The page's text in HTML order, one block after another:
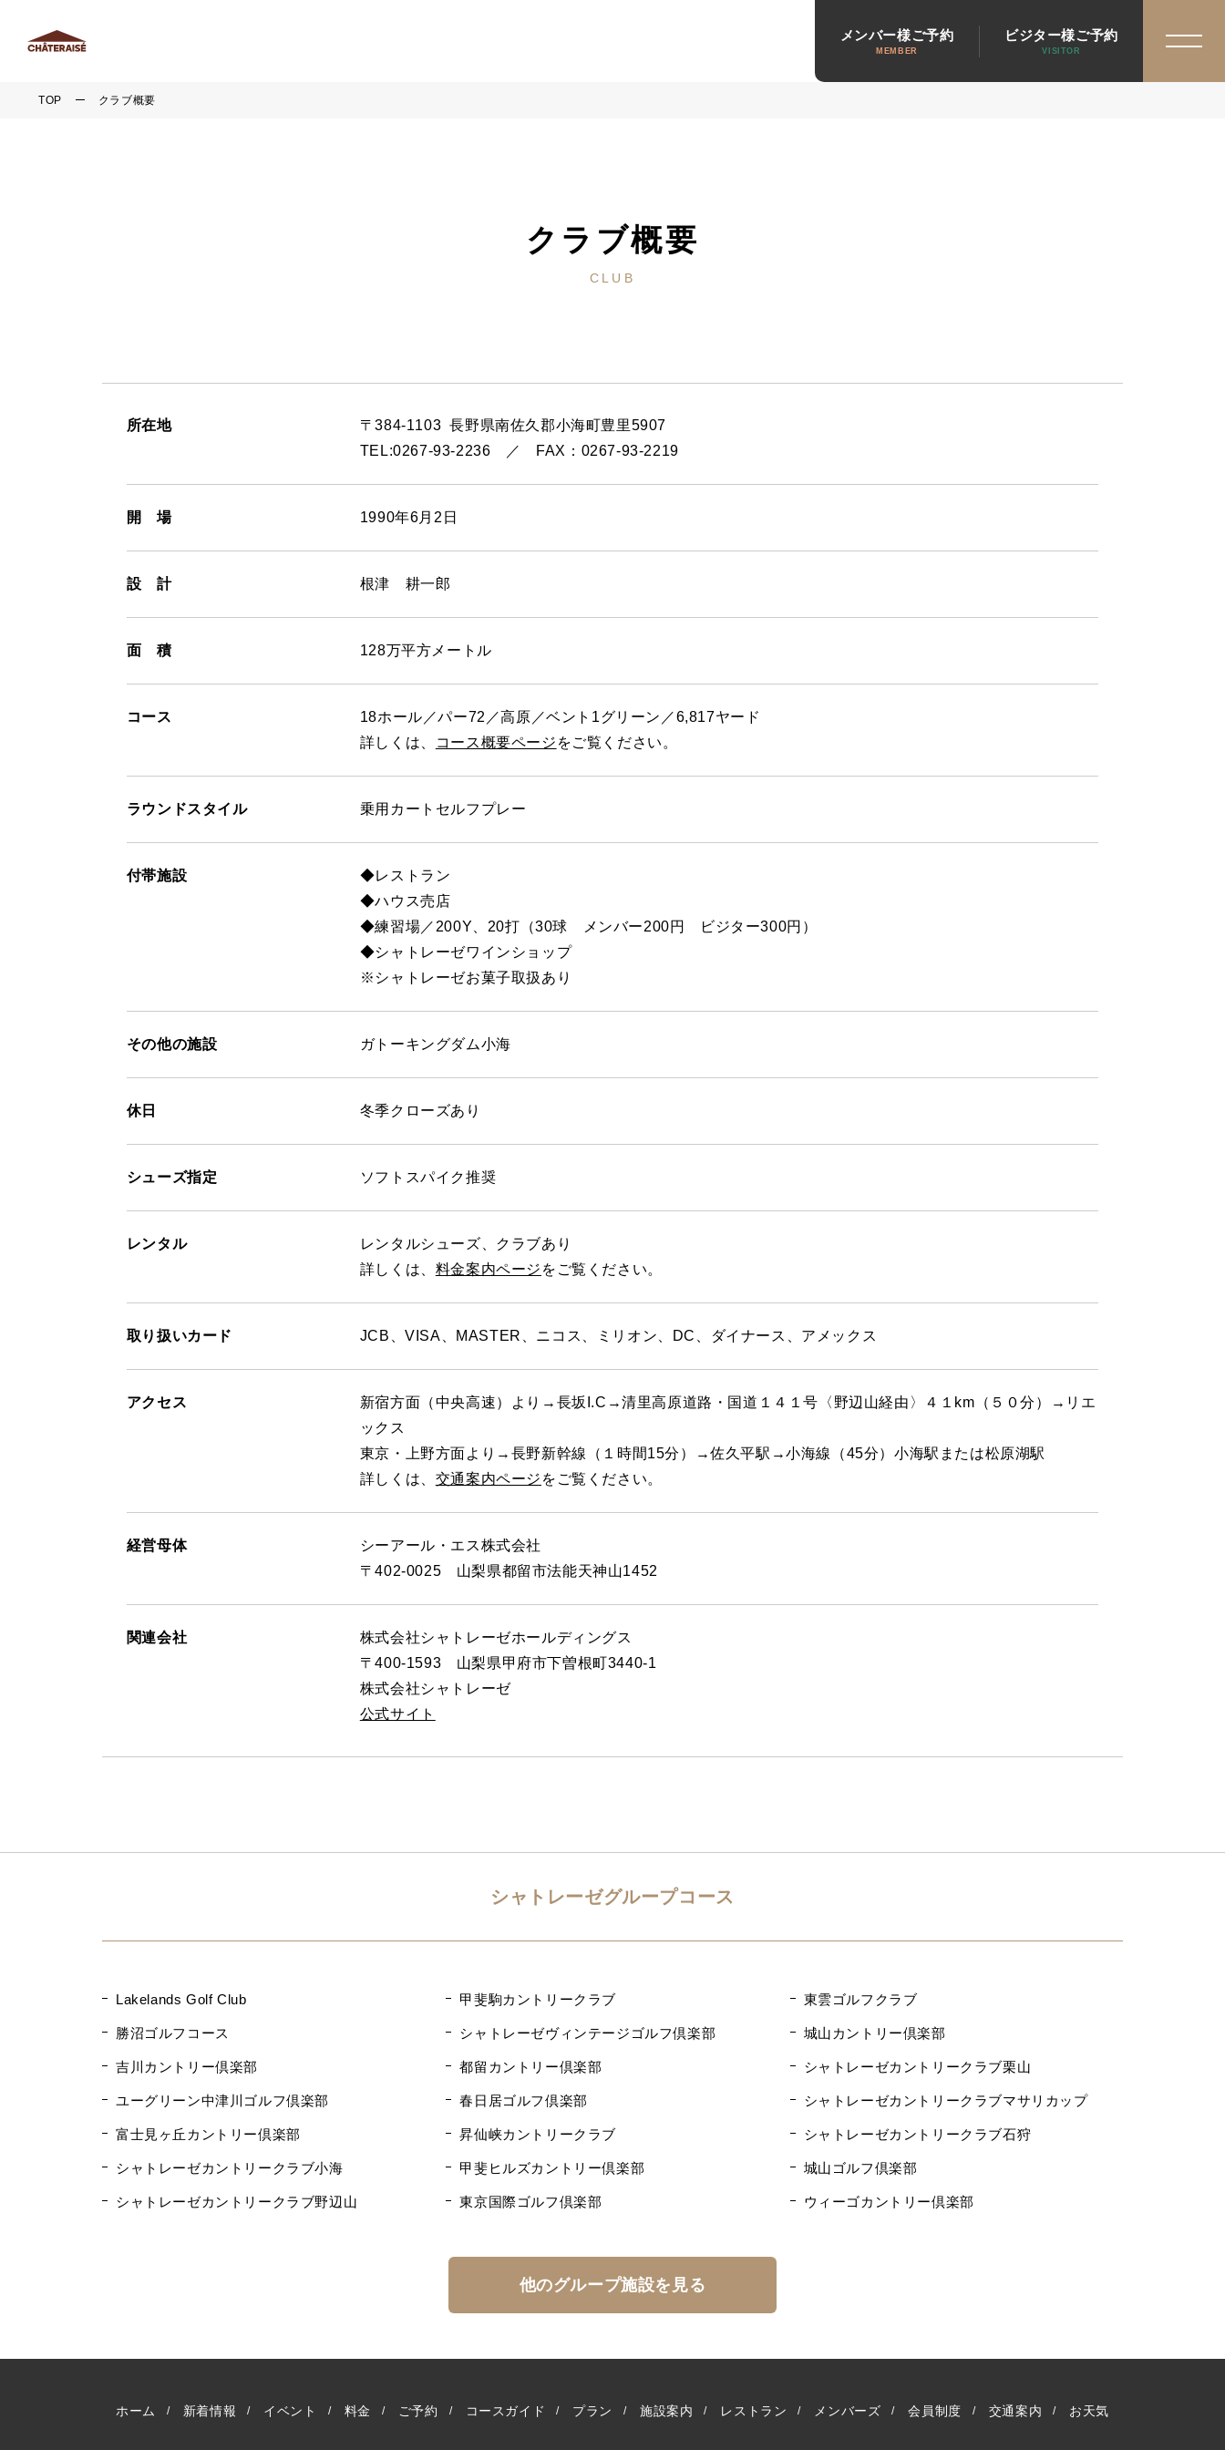
メンバー様ご予約
MEMBER
ビジター様ご予約
VISITOR
TOP クラブ概要
クラブ概要
CLUB
所在地
〒384-1103 長野県南佐久郡小海町豊里5907
TEL:0267-93-2236 ／ FAX：0267-93-2219
開 場 1990年6月2日
設 計 根津 耕一郎
面 積 128万平方メートル
コース
18ホール／パー72／高原／ベント1グリーン／6,817ヤード
詳しくは、
コース概要ページ をご覧ください。
ラウンドスタイル 乗用カートセルフプレー
付帯施設
◆レストラン
◆ハウス売店
◆練習場／200Y、20打（30球 メンバー200円 ビジター300円）
◆シャトレーゼワインショップ
※シャトレーゼお菓子取扱あり
その他の施設 ガトーキングダム小海
休日 冬季クローズあり
シューズ指定 ソフトスパイク推奨
レンタル
レンタルシューズ、クラブあり
詳しくは、 料金案内ページ をご覧ください。
取り扱いカード JCB、VISA、MASTER、ニコス、ミリオン、DC、ダイナース、アメックス
アクセス
新宿方面（中央高速）より→長坂I.C→清里高原道路・国道１４１号〈野辺山経由〉４１km（５０分）→リエ
ックス
東京・上野方面より→長野新幹線（１時間15分）→佐久平駅→小海線（45分）小海駅または松原湖駅
詳しくは、 交通案内ページ をご覧ください。
経営母体
シーアール・エス株式会社
〒402-0025 山梨県都留市法能天神山1452
関連会社
株式会社シャトレーゼホールディングス
〒400-1593 山梨県甲府市下曽根町3440-1
株式会社シャトレーゼ
公式サイト
シャトレーゼグループコース
Lakelands Golf Club
勝沼ゴルフコース
吉川カントリー倶楽部
ユーグリーン中津川ゴルフ倶楽部
富士見ヶ丘カントリー倶楽部
シャトレーゼカントリークラブ小海
シャトレーゼカントリークラブ野辺山
甲斐駒カントリークラブ
シャトレーゼヴィンテージゴルフ倶楽部
都留カントリー倶楽部
春日居ゴルフ倶楽部
昇仙峡カントリークラブ
甲斐ヒルズカントリー倶楽部
東京国際ゴルフ倶楽部
東雲ゴルフクラブ
城山カントリー倶楽部
シャトレーゼカントリークラブ栗山
シャトレーゼカントリークラブマサリカップ
シャトレーゼカントリークラブ石狩
城山ゴルフ倶楽部
ウィーゴカントリー倶楽部
他のグループ施設を見る
ホーム 新着情報 イベント 料金 ご予約 コースガイド プラン 施設案内 レストラン メンバーズ 会員制度 交通案内 お天気